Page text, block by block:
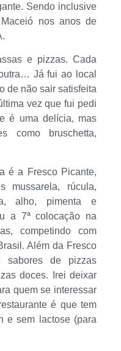
Sendo inclusive
nos anos de
e pizzas. Cada
Já fui ao local
de não sair satisfeita
vez que fui pedi
é uma delícia, mas
como bruschetta,
é a Fresco Picante,
mussarela, rúcula,
alho, pimenta e
a 7ª colocação na
competindo com
Além da Fresco
sabores de pizzas
doces. Irei deixar
quem se interessar
é que tem
e sem lactose (para